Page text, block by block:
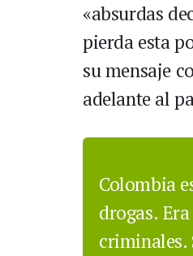
«absurdas
pierda esta
su mensaje
adelante al
Colombia
drogas.
criminales.